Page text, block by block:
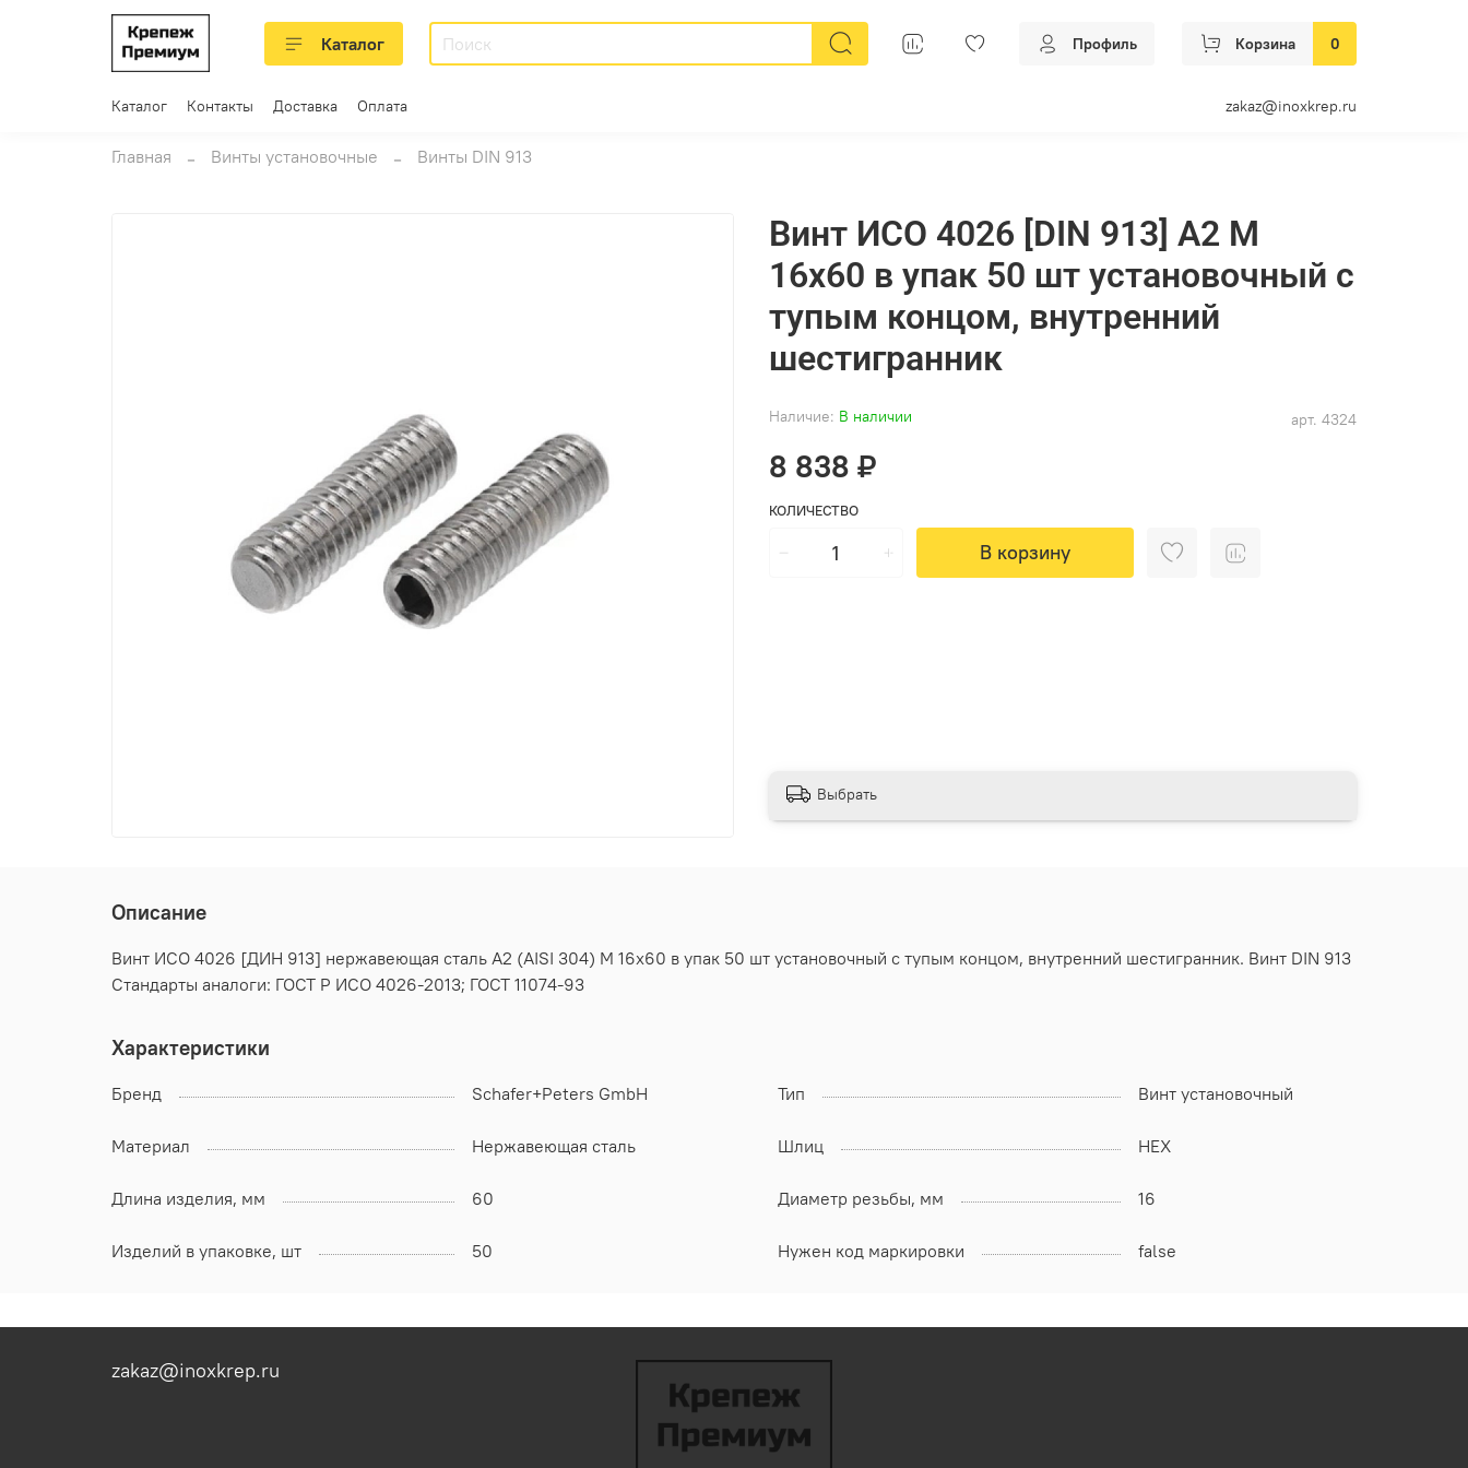
Каталог Профиль Корзина 0
Каталог Контакты Доставка Оплата zakaz@inoxkrep.ru
Главная Винты установочные Винты DIN 913
арт. 4324
Наличие: В наличии
Винт ИСО 4026 [DIN 913] А2 M
16х60 в упак 50 шт установочный с
тупым концом, внутренний
шестигранник
8 838 ₽
КОЛИЧЕСТВО
В корзину
Выбрать
Описание
Винт ИСО 4026 [ДИН 913] нержавеющая сталь А2 (AISI 304) M 16х60 в упак 50 шт установочный с тупым концом, внутренний шестигранник. Винт DIN 913
Стандарты аналоги: ГОСТ Р ИСО 4026-2013; ГОСТ 11074-93
Характеристики
Бренд Schafer+Peters GmbH Тип Винт установочный
Материал Нержавеющая сталь Шлиц HEX
Длина изделия, мм 60 Диаметр резьбы, мм 16
Изделий в упаковке, шт 50 Нужен код маркировки false
zakaz@inoxkrep.ru